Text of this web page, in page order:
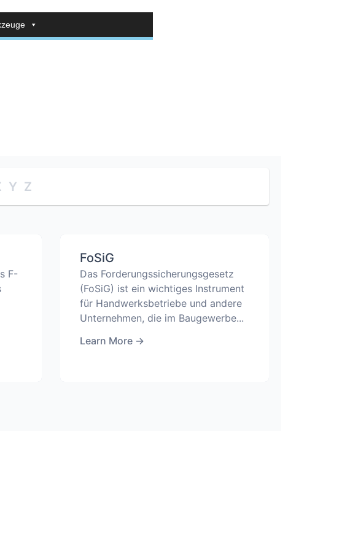
Y Z
F-
FoSiG
Das Forderungssicherungsgesetz
(FoSiG) ist ein wichtiges Instrument
für Handwerksbetriebe und andere
Unternehmen, die im Baugewerbe...
Learn More →